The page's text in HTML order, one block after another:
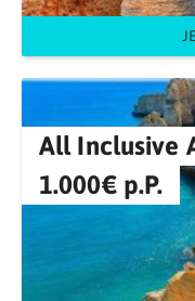
All Inclusive
1.000€ p.P.